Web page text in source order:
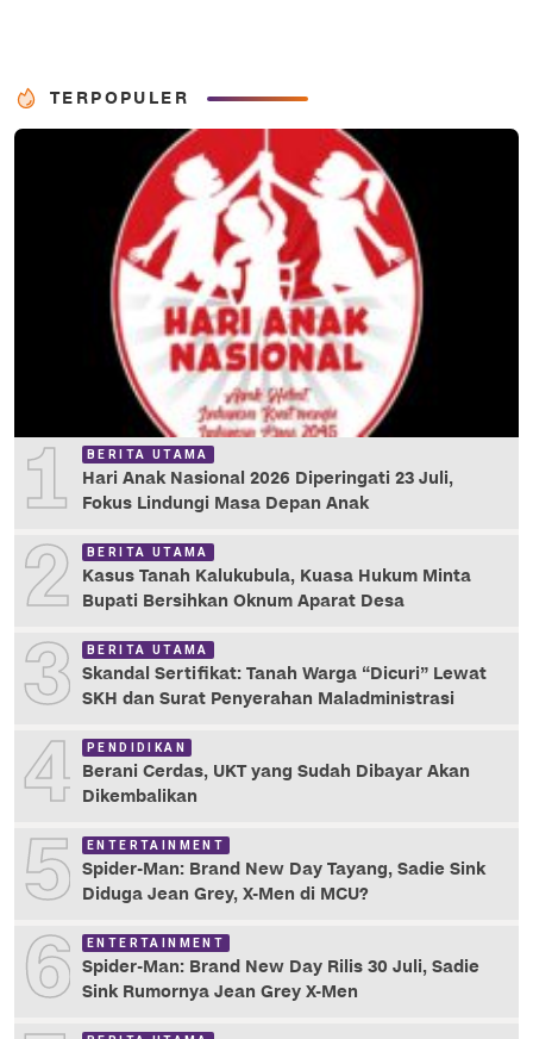
TERPOPULER
1 BERITA UTAMA
Hari Anak Nasional 2026 Diperingati 23 Juli,
Fokus Lindungi Masa Depan Anak
2 BERITA UTAMA
Kasus Tanah Kalukubula, Kuasa Hukum Minta
Bupati Bersihkan Oknum Aparat Desa
3 BERITA UTAMA
Skandal Sertifikat: Tanah Warga “Dicuri” Lewat
SKH dan Surat Penyerahan Maladministrasi
4 PENDIDIKAN
Berani Cerdas, UKT yang Sudah Dibayar Akan
Dikembalikan
5 ENTERTAINMENT
Spider-Man: Brand New Day Tayang, Sadie Sink
Diduga Jean Grey, X-Men di MCU?
6 ENTERTAINMENT
Spider-Man: Brand New Day Rilis 30 Juli, Sadie
Sink Rumornya Jean Grey X-Men